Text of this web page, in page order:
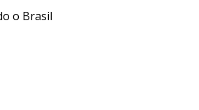
o Brasil